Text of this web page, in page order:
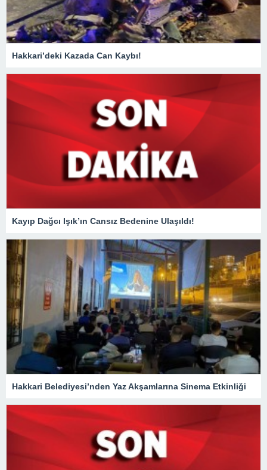
Hakkari’deki Kazada Can Kaybı!
Kayıp Dağcı Işık’ın Cansız Bedenine Ulaşıldı!
Hakkari Belediyesi’nden Yaz Akşamlarına Sinema Etkinliği